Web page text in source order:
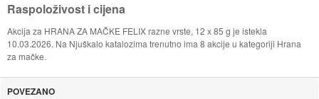
Raspoloživost i cijena
Akcija za HRANA ZA MAČKE FELIX razne vrste, 12 x 85 g je istekla
10.03.2026. Na Njuškalo katalozima trenutno ima 8 akcije u kategoriji Hrana
za mačke.
POVEZANO